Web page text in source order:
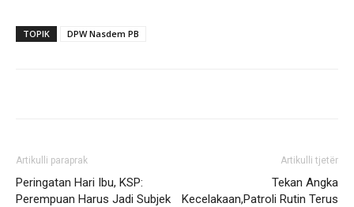
TOPIK DPW Nasdem PB
Artikulli paraprak
Peringatan Hari Ibu, KSP:
Perempuan Harus Jadi Subjek
Artikulli tjetër
Tekan Angka
Kecelakaan,Patroli Rutin Terus